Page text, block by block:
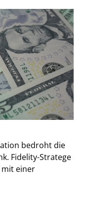
bedroht die
Fidelity-Stratege
mit einer